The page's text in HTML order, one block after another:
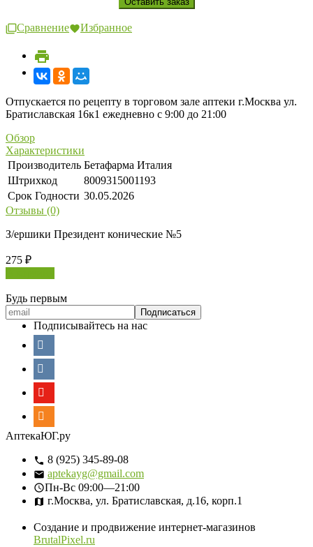
Сравнение Избранное
Отпускается по рецепту в торговом зале аптеки г.Москва ул.
Братиславская 16к1 ежедневно с 9:00 до 21:00
Обзор
Характеристики
Производитель Бетафарма Италия
Штрихкод
8009315001193
Срок Годности 30.05.2026
Отзывы (0)
З/ершики Президент конические №5
275 ₽
Будь первым
Подписывайтесь на нас
АптекаЮГ.ру
8 (925) 345-89-08
aptekayg@gmail.com
Пн-Вс 09:00—21:00
г.Москва, ул. Братиславская, д.16, корп.1
Создание и продвижение интернет-магазинов
BrutalPixel.ru